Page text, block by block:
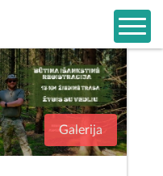
Galerija